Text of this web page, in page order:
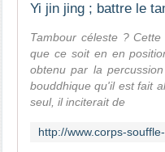
Yi jin jing ; battre le
Tambour céleste ?
que ce soit en en
obtenu par la
bouddhique qu'il est fait
seul, il inciterait de